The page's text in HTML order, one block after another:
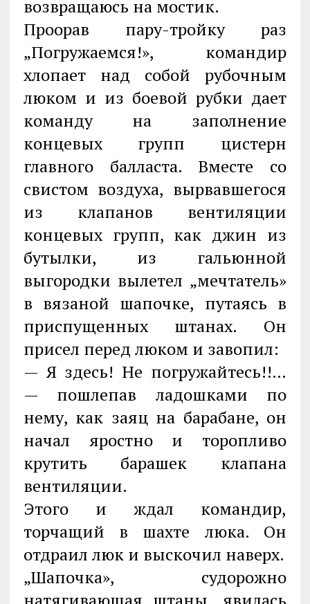
возвращаюсь на мостик.
Проорав пару-тройку раз
„Погружаемся!», командир
хлопает над собой рубочным
люком и из боевой рубки дает
команду на заполнение
концевых групп цистерн
главного балласта. Вместе со
свистом воздуха, вырвавшегося
из клапанов вентиляции
концевых групп, как джин из
бутылки, из гальюнной
выгородки вылетел „мечтатель»
в вязаной шапочке, путаясь в
приспущенных штанах. Он
присел перед люком и завопил:
— Я здесь! Не погружайтесь!!…
— пошлепав ладошками по
нему, как заяц на барабане, он
начал яростно и торопливо
крутить барашек клапана
вентиляции.
Этого и ждал командир,
торчащий в шахте люка. Он
отдраил люк и выскочил наверх.
„Шапочка», судорожно